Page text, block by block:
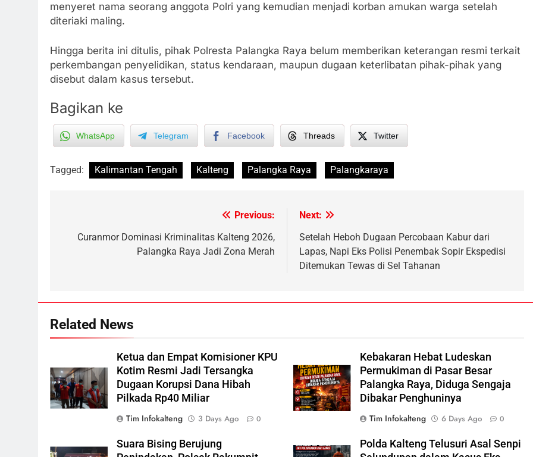
menyeret nama seorang anggota Polri yang kemudian menjadi korban amukan warga setelah
diteriaki maling.
Hingga berita ini ditulis, pihak Polresta Palangka Raya belum memberikan keterangan resmi terkait
perkembangan penyelidikan, status kendaraan, maupun dugaan keterlibatan pihak-pihak yang
disebut dalam kasus tersebut.
Bagikan ke
WhatsApp Telegram Facebook Threads Twitter
Tagged: Kalimantan Tengah Kalteng Palangka Raya Palangkaraya
navigation
Previous:
Curanmor Dominasi Kriminalitas Kalteng 2026,
Palangka Raya Jadi Zona Merah
Next:
Setelah Heboh Dugaan Percobaan Kabur dari
Lapas, Napi Eks Polisi Penembak Sopir Ekspedisi
Ditemukan Tewas di Sel Tahanan
Related News
Ketua dan Empat Komisioner KPU
Kotim Resmi Jadi Tersangka
Dugaan Korupsi Dana Hibah
Pilkada Rp40 Miliar
Tim Infokalteng
3 Days Ago 0
Kebakaran Hebat Ludeskan
Permukiman di Pasar Besar
Palangka Raya, Diduga Sengaja
Dibakar Penghuninya
Tim Infokalteng
6 Days Ago 0
Suara Bising Berujung
Polda Kalteng Telusuri Asal Senpi
Distribusi BBM Diperkuat,
Ketua dan Empat Komisioner
KPU Kotim Resmi Jadi
Tersangka Dugaan Korupsi
Dana Hibah Pilkada Rp40 Miliar
HUKUM DAN KRIMINAL
8
Presiden Prabowo Minta Bahlil
Segera Tuntaskan Pemadaman
Listrik di Kalsel-Teng
NUSANTARA
1